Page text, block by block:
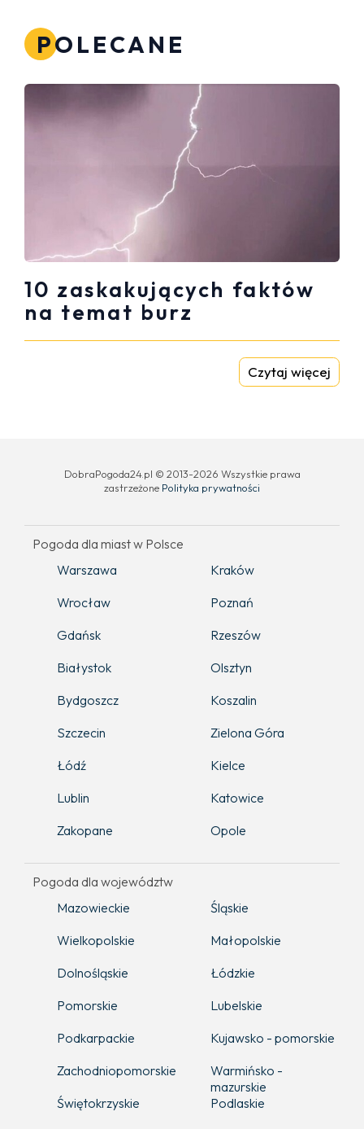
POLECANE
10 zaskakujących faktów
na temat burz
Czytaj więcej
DobraPogoda24.pl © 2013-2026 Wszystkie prawa
zastrzeżone Polityka prywatności
Pogoda dla miast w Polsce
Warszawa
Kraków
Wrocław
Poznań
Gdańsk
Rzeszów
Białystok
Olsztyn
Bydgoszcz
Koszalin
Szczecin
Zielona Góra
Łódź
Kielce
Lublin
Katowice
Zakopane
Opole
Pogoda dla województw
Mazowieckie
Śląskie
Wielkopolskie
Małopolskie
Dolnośląskie
Łódzkie
Pomorskie
Lubelskie
Podkarpackie
Kujawsko - pomorskie
Zachodniopomorskie
Warmińsko -
mazurskie
Świętokrzyskie
Podlaskie